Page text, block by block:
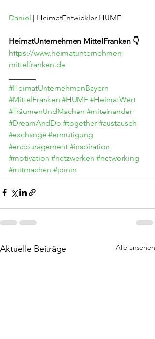
Daniel | HeimatEntwickler HUMF
HeimatUnternehmen MittelFranken 👇
https://www.heimatunternehmen-
mittelfranken.de
#HeimatUnternehmenBayern
#MittelFranken #HUMF #HeimatWert
#TräumenUndMachen #miteinander
#DreamAndDo #together #austausch
#exchange #ermutigung
#encouragement #inspiration
#motivation #netzwerken #networking
#mitmachen #joinin
Aktuelle Beiträge Alle ansehen